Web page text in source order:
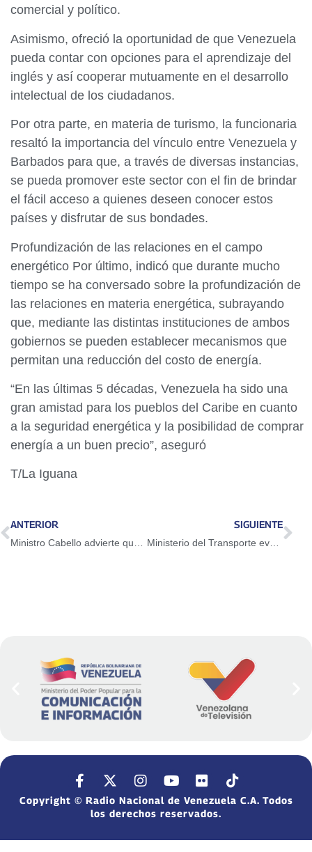
comercial y político.
Asimismo, ofreció la oportunidad de que Venezuela
pueda contar con opciones para el aprendizaje del
inglés y así cooperar mutuamente en el desarrollo
intelectual de los ciudadanos.
Por otra parte, en materia de turismo, la funcionaria
resaltó la importancia del vínculo entre Venezuela y
Barbados para que, a través de diversas instancias,
se pueda promover este sector con el fin de brindar
el fácil acceso a quienes deseen conocer estos
países y disfrutar de sus bondades.
Profundización de las relaciones en el campo
energético Por último, indicó que durante mucho
tiempo se ha conversado sobre la profundización de
las relaciones en materia energética, subrayando
que, mediante las distintas instituciones de ambos
gobiernos se pueden establecer mecanismos que
permitan una reducción del costo de energía.
“En las últimas 5 décadas, Venezuela ha sido una
gran amistad para los pueblos del Caribe en cuanto
a la seguridad energética y la posibilidad de comprar
energía a un buen precio”, aseguró
T/La Iguana
ANTERIOR SIGUIENTE
Ministerio del Transporte evaluó Plan de Acción 2026
Copyright © Radio Nacional de Venezuela C.A. Todos
los derechos reservados.